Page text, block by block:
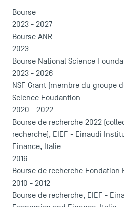
ACCÈS DIRECTS
Actualités
Agenda
Recrutement
Brochures
Logos et identité graphique
Presse
FAQ
Contact
Plans et accès à TSM
Bourse
2023 - 2027
Bourse ANR
2023
Bourse National Science
2023 - 2026
NSF Grant (membre du groupe
Science Foudantion
2020 - 2022
Bourse de recherche 2022
recherche), EIEF - Einaudi
Finance, Italie
2016
Bourse de recherche Fondation
2010 - 2012
Bourse de recherche, EIEF -